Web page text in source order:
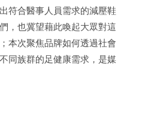
符合醫事人員需求的減壓鞋
，也冀望藉此喚起大眾對這
本次聚焦品牌如何透過社會
同族群的足健康需求，是媒